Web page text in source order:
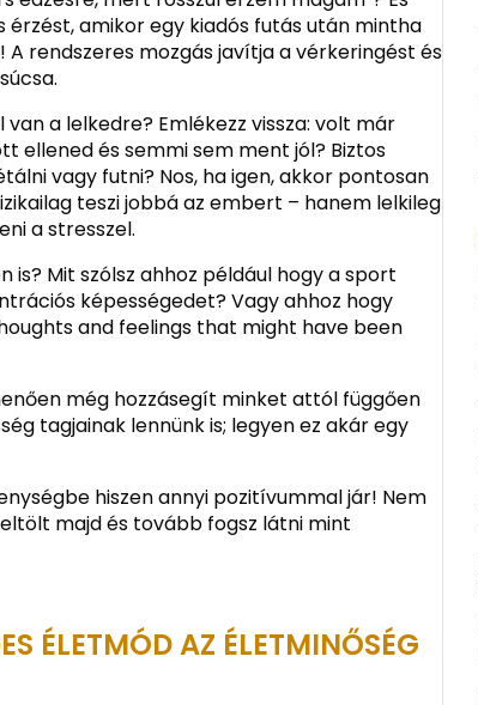
amikor egy kiadós futás után mintha
rendszeres mozgás javítja a vérkeringést és
a lelkedre? Emlékezz vissza: volt már
ellened és semmi sem ment jól? Biztos
vagy futni? Nos, ha igen, akkor pontosan
teszi jobbá az embert – hanem lelkileg
a stresszel.
is? Mit szólsz ahhoz például hogy a sport
képességedet? Vagy ahhoz hogy
and feelings that might have been
még hozzásegít minket attól függően
tagjainak lennünk is; legyen ez akár egy
hiszen annyi pozitívummal jár! Nem
majd és tovább fogsz látni mint
ÉLETMÓD AZ ÉLETMINŐSÉG